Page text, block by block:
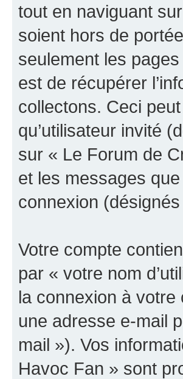
tout en naviguant
soient hors de
seulement les
est de récupérer
collectons. Ceci
qu’utilisateur invité
sur « Le Forum de
et les messages
connexion
Votre compte
par « votre nom
la connexion à
une adresse e-mail
mail »). Vos
Havoc Fan » sont